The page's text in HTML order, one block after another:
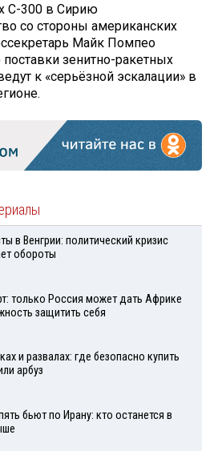
С-300 в Сирию
со стороны американских
Майк Помпео
зенитно-ракетных
к «серьёзной эскалации» в
в Венгрии: политический кризис
обороты
только Россия может дать Африке
защитить себя
и развалах: где безопасно купить
арбуз
бьют по Ирану: кто останется в